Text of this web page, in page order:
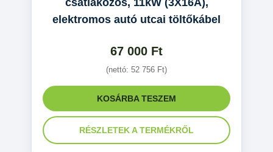
csatlakozós, 11kW (3X16A),
elektromos autó utcai töltőkábel
67 000 Ft
(nettó: 52 756 Ft)
KOSÁRBA TESZEM
RÉSZLETEK A TERMÉKRŐL